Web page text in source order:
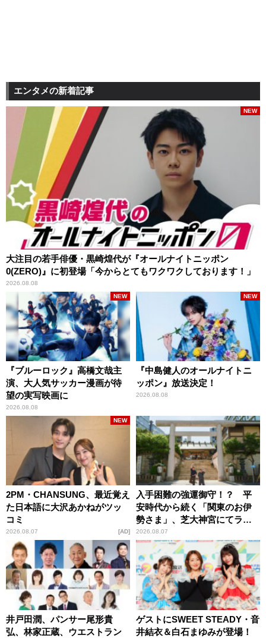
エンタメの新着記事
大注目の若手俳優・黒崎煌代が『オールナイトニッポン
0(ZERO)』に初登場「今からとてもワクワクしております！」
2026.08.08
NEW
『ブルーロック』高橋文哉主
演、大人気サッカー漫画が待
望の実写映画に
2026.08.08
NEW
『中島健人のオールナイトニ
ッポン』放送決定！
2026.08.08
NEW
2PM・CHANSUNG、最近覚え
た日本語に大沢あかねがツッ
コミ
2026.08.07
NEW
AD
入手困難の強運御守！？ 平
安時代から続く「関東のお伊
勢さま」、芝大神宮にてラン
パンプスが合格祈願！
2026.08.07
井戸田潤、パンサー尾形貴
弘、林家正蔵、ウエストラン
ゲストにSWEET STEADY・音
井結衣＆白石まゆみが登場！